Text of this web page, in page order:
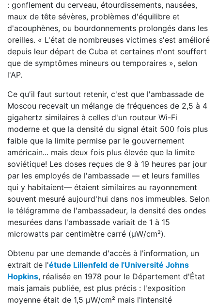
: gonflement du cerveau, étourdissements, nausées,
maux de tête sévères, problèmes d'équilibre et
d'acouphènes, ou bourdonnements prolongés dans les
oreilles. « L'état de nombreuses victimes s'est amélioré
depuis leur départ de Cuba et certaines n'ont souffert
que de symptômes mineurs ou temporaires », selon
l'AP.
Ce qu'il faut surtout retenir, c'est que l'ambassade de
Moscou recevait un mélange de fréquences de 2,5 à 4
gigahertz similaires à celles d'un routeur Wi-Fi
moderne et que la densité du signal était 500 fois plus
faible que la limite permise par le gouvernement
américain... mais deux fois plus élevée que la limite
soviétique! Les doses reçues de 9 à 19 heures par jour
par les employés de l'ambassade — et leurs familles
qui y habitaient— étaient similaires au rayonnement
souvent mesuré aujourd'hui dans nos immeubles. Selon
le télégramme de l'ambassadeur, la densité des ondes
mesurées dans l'ambassade variait de 1 à 15
microwatts par centimètre carré (μW/cm²).
Obtenu par une demande d'accès à l'information, un
extrait de l'étude Lillenfeld de l'Université Johns
Hopkins, réalisée en 1978 pour le Département d'État
mais jamais publiée, est plus précis : l'exposition
moyenne était de 1,5 μW/cm² mais l'intensité